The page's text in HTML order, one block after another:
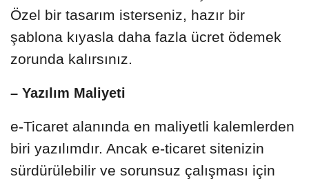
Özel bir tasarım isterseniz, hazır bir
şablona kıyasla daha fazla ücret ödemek
zorunda kalırsınız.
– Yazılım Maliyeti
e-Ticaret alanında en maliyetli kalemlerden
biri yazılımdır. Ancak e-ticaret sitenizin
sürdürülebilir ve sorunsuz çalışması için